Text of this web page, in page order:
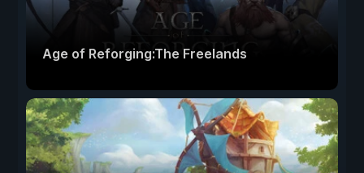
Age of Reforging:The Freelands